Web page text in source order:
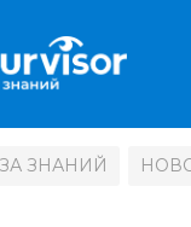
ЗНАНИЙ